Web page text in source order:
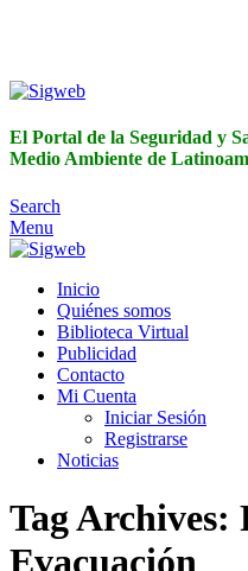
El Portal de la Seguridad y
Medio Ambiente de
Search
Menu
Inicio
Quiénes somos
Biblioteca Virtual
Publicidad
Contacto
Mi Cuenta
Iniciar Sesión
Registrarse
Noticias
Tag Archives:
Evacuación